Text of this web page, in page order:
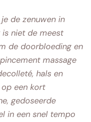
de zenuwen in
is niet de meest
de doorbloeding en
massage
hals en
op een kort
gedoseerde
in een snel tempo